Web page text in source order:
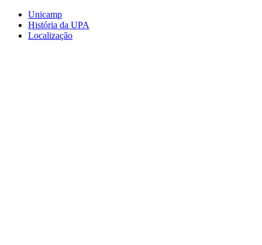
Conteúdo principal
Unicamp
História da UPA
Localização